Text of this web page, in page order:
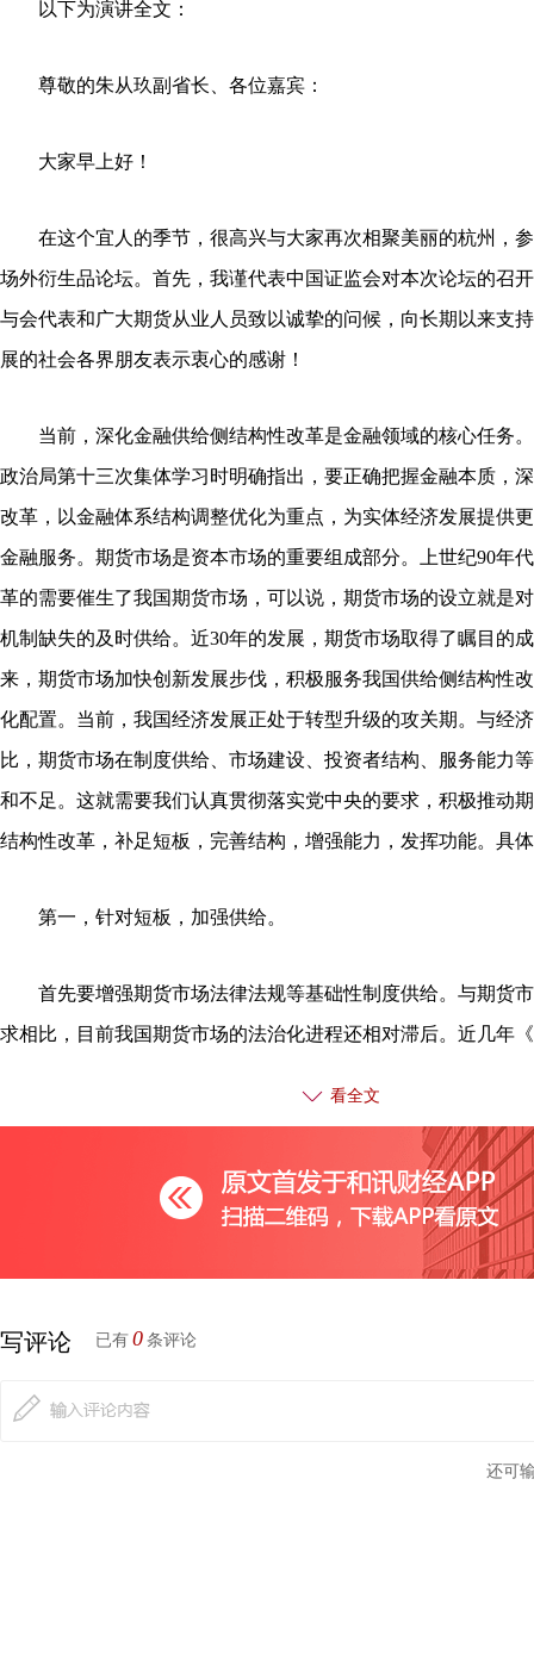
以下为演讲全文：
尊敬的朱从玖副省长、各位嘉宾：
大家早上好！
在这个宜人的季节，很高兴与大家再次相聚美丽的杭州，
场外衍生品论坛。首先，我谨代表中国证监会对本次论坛的召
与会代表和广大期货从业人员致以诚挚的问候，向长期以来支
展的社会各界朋友表示衷心的感谢！
当前，深化金融供给侧结构性改革是金融领域的核心任务
政治局第十三次集体学习时明确指出，要正确把握金融本质，
改革，以金融体系结构调整优化为重点，为实体经济发展提供
金融服务。期货市场是资本市场的重要组成部分。上世纪90年
革的需要催生了我国期货市场，可以说，期货市场的设立就是
机制缺失的及时供给。近30年的发展，期货市场取得了瞩目的
来，期货市场加快创新发展步伐，积极服务我国供给侧结构性
化配置。当前，我国经济发展正处于转型升级的攻关期。与经
比，期货市场在制度供给、市场建设、投资者结构、服务能力
和不足。这就需要我们认真贯彻落实党中央的要求，积极推动
结构性改革，补足短板，完善结构，增强能力，发挥功能。具
第一，针对短板，加强供给。
首先要增强期货市场法律法规等基础性制度供给。与期货
求相比，目前我国期货市场的法治化进程还相对滞后。近几年
断完善交易所、期货公司相关管理办法，进一步研究场外衍生
推进场外市场建设，规范市场运行和机构经营。
其次要进一步丰富风险管理工具，扩大市场规模。近两年
期货市场，我国的金融期货还刚刚起步。去年全球期货期权成
类243亿手，占比高达80%，而我国金融期货成交量仅为0.27亿
监管的措施，这是很好的举措。场外衍生品市场与场内市场相
看全文
写评论 已有 0 条评论
还可